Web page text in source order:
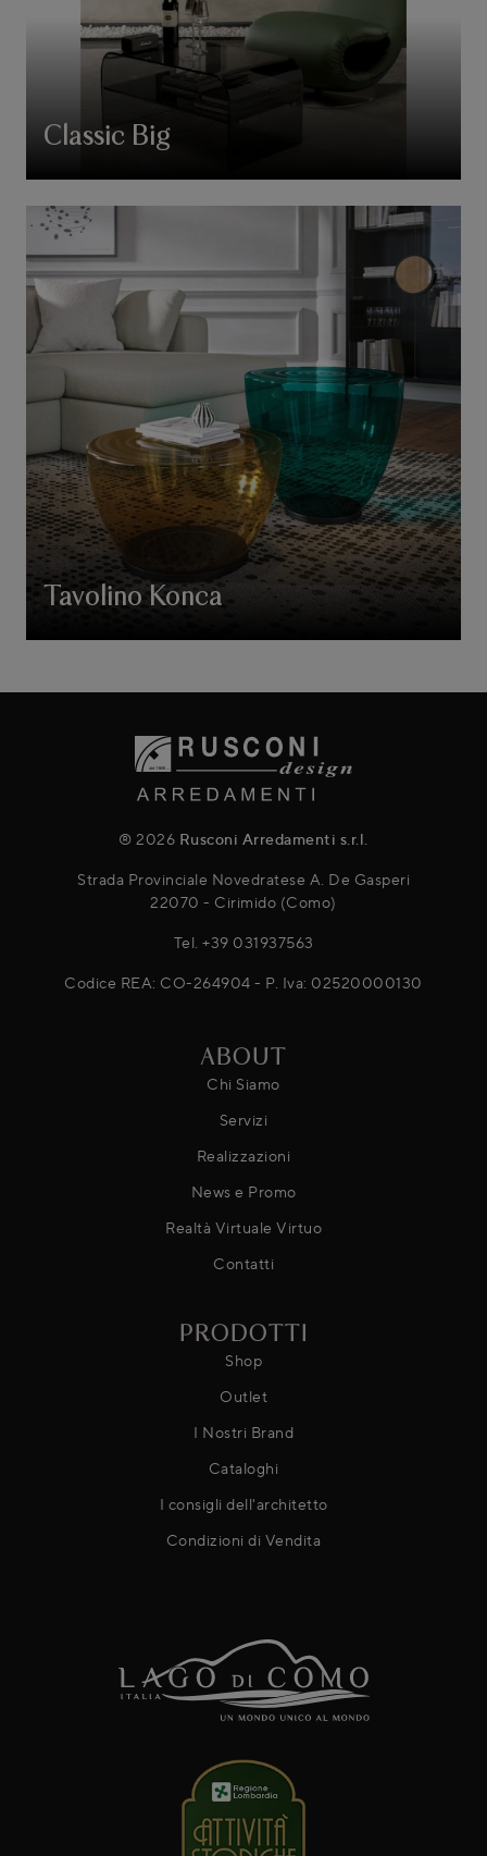
Classic Big
Tavolino Konca
® 2026 Rusconi Arredamenti s.r.l.
Strada Provinciale Novedratese A. De Gasperi
22070 - Cirimido (Como)
Tel. +39 031937563
Codice REA: CO-264904 - P. Iva: 02520000130
ABOUT
Chi Siamo
Servizi
Realizzazioni
News e Promo
Realtà Virtuale Virtuo
Contatti
PRODOTTI
Shop
Outlet
I Nostri Brand
Cataloghi
I consigli dell'architetto
Condizioni di Vendita